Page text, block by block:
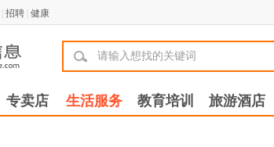
招聘 健康
专卖店 生活服务 教育培训 旅游酒店